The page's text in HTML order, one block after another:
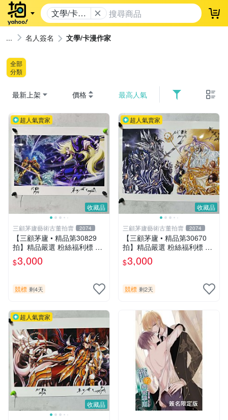
文學/卡漫
作家
登
名人簽名 文學/卡漫作家
全部
分類
最新上架 價格 最高人氣
收藏品
超人氣賣家
三顧茅廬藝術古董拍賣 2074
【三顧茅廬 • 精品第30829
拍】精品嚴選 粉絲福利標 日
本動漫大師 車田正美簽名照
片《聖鬥士星矢》！ 特惠起
$3,000
競標 剩4天
收藏品
超人氣賣家
三顧茅廬藝術古董拍賣 2074
【三顧茅廬 • 精品第30670
拍】精品嚴選 粉絲福利標 日
本動漫大師 車田正美簽名照
片《聖鬥士星矢》！ 特惠起
$3,000
競標 剩2天
收藏品
超人氣賣家